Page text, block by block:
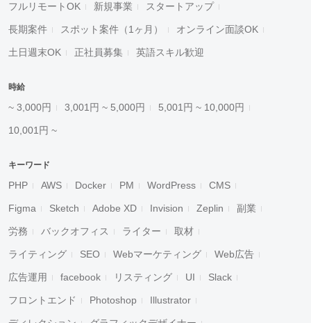
フルリモートOK 新規事業 スタートアップ
長期案件 スポット案件（1ヶ月） オンライン面談OK
土日週末OK 正社員募集 英語スキル歓迎
時給
~ 3,000円 3,001円 ~ 5,000円 5,001円 ~ 10,000円
10,001円 ~
キーワード
PHP AWS Docker PM WordPress CMS
Figma Sketch Adobe XD Invision Zeplin 副業
労務 バックオフィス ライター 取材
ライティング SEO Webマーケティング Web広告
広告運用 facebook リスティング UI Slack
フロントエンド Photoshop Illustrator